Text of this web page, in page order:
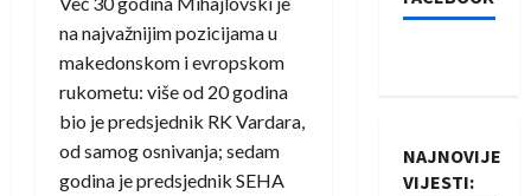
na najvažnijim pozicijama u
makedonskom i evropskom
rukometu: više od 20 godina
bio je predsjednik RK Vardara,
od samog osnivanja; sedam
godina je predsjednik SEHA
NAJNOVIJE
VIJESTI: